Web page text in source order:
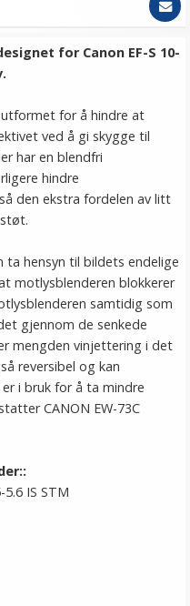
for Canon EF-S 10-
for å hindre at
ved å gi skygge til
har en blendfri
hindre
den ekstra fordelen av litt
hensyn til bildets endelige
motlysblenderen blokkerer
samtidig som
gjennom de senkede
mengden vinjettering i det
reversibel og kan
i bruk for å ta mindre
CANON EW-73C
IS STM